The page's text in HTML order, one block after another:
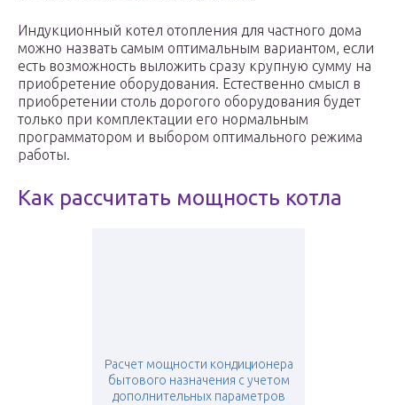
Индукционный котел отопления для частного дома
можно назвать самым оптимальным вариантом, если
есть возможность выложить сразу крупную сумму на
приобретение оборудования. Естественно смысл в
приобретении столь дорогого оборудования будет
только при комплектации его нормальным
программатором и выбором оптимального режима
работы.
Как рассчитать мощность котла
Расчет мощности кондиционера
бытового назначения с учетом
дополнительных параметров